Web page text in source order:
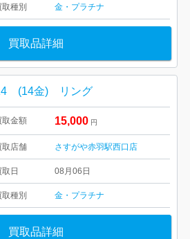
取種別 金・プラチナ
買取品詳細
(14金) リング
取金額 15,000 円
取店舗 さすがや赤羽駅西口店
取日 08月06日
取種別 金・プラチナ
買取品詳細